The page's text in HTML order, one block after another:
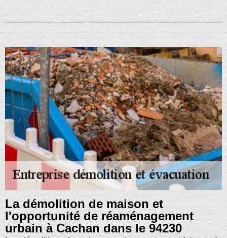
La démolition de maison et
l'opportunité de réaménagement
urbain à Cachan dans le 94230